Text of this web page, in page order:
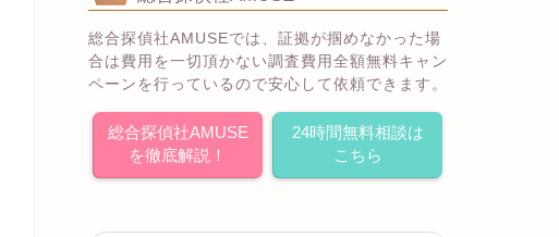
総合探偵社AMUSEでは、証拠が掴めなかった場
合は費用を一切頂かない調査費用全額無料キャン
ペーンを行っているので安心して依頼できます。
総合探偵社AMUSE
を徹底解説！
24時間無料相談は
こちら